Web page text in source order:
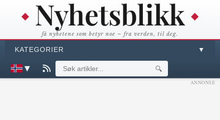
få nyhetene som betyr noe – fra verden, til deg.
KATEGORIER ▼
▼ 🔍
ANNONSE